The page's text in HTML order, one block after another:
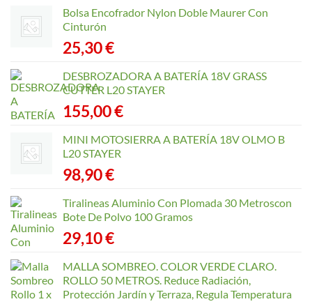
la
producto
Bolsa Encofrador Nylon Doble Maurer Con
Cinturón
25,30€
DESBROZADORA A BATERÍA 18V GRASS
CUTTER L20 STAYER
155,00€
MINI MOTOSIERRA A BATERÍA 18V OLMO B
L20 STAYER
98,90€
Tiralineas Aluminio Con Plomada 30 Metroscon
Bote De Polvo 100 Gramos
29,10€
MALLA SOMBREO. COLOR VERDE CLARO.
ROLLO 50 METROS. Reduce Radiación,
Protección Jardín y Terraza, Regula Temperatura